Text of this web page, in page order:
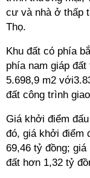
cư và nhà ở thấp
Thọ.
Khu đất có phía
phía nam giáp
5.698,9 m2
đất công trình
Giá khởi điểm
đó, giá khởi điểm
69,46 tỷ đồng;
đất hơn 1,32 tỷ